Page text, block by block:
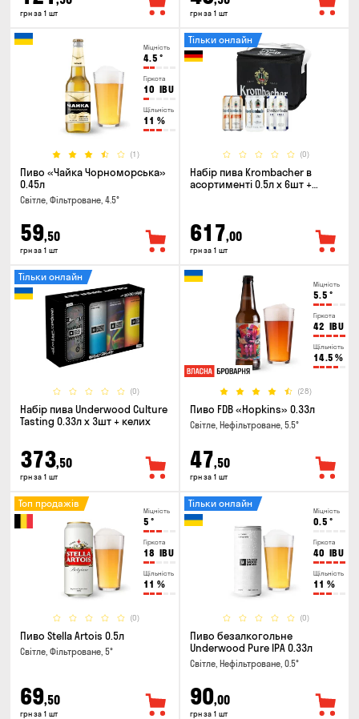
грн за 1 шт грн за 1 шт
Міцність
4.5 °
Гіркота
10 IBU
Щільність
11 %
(1)
Пиво «Чайка Чорноморська»
0.45л
Світле, Фільтроване, 4.5°
59,50
грн за 1 шт
(0)
Тільки онлайн
Набір пива Krombacher в
асортименті 0.5л х 6шт +
617,00
грн за 1 шт
(0)
Тільки онлайн
Набір пива Underwood Culture
Tasting 0.33л x 3шт + келих
373,50
грн за 1 шт
Міцність
5.5 °
Гіркота
42 IBU
Щільність
14.5 %
(28)
Пиво FDB «Hopkins» 0.33л
Світле, Нефільтроване, 5.5°
47,50
грн за 1 шт
Міцність
5 °
Гіркота
18 IBU
Щільність
11 %
(0)
Топ продажів
Пиво Stella Artois 0.5л
Світле, Фільтроване, 5°
69,50
грн за 1 шт
Міцність
0.5 °
Гіркота
40 IBU
Щільність
11 %
(0)
Тільки онлайн
Пиво безалкогольне
Underwood Pure IPA 0.33л
Світле, Нефільтроване, 0.5°
90,00
грн за 1 шт